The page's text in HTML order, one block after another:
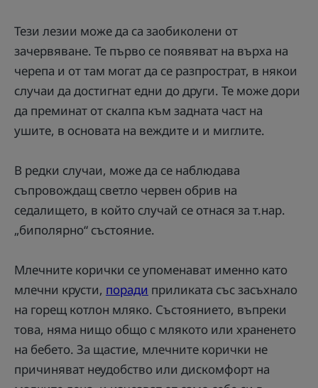
Тези лезии може да са заобиколени от
зачервяване. Те първо се появяват на върха на
черепа и от там могат да се разпрострат, в някои
случаи да достигнат едни до други. Те може дори
да преминат от скалпа към задната част на
ушите, в основата на веждите и и миглите.
В редки случаи, може да се наблюдава
съпровождащ светло червен обрив на
седалището, в който случай се отнася за т.нар.
„биполярно“ състояние.
Млечните корички се упоменават именно като
млечни крусти, поради приликата със засъхнало
на горещ котлон мляко. Състоянието, въпреки
това, няма нищо общо с млякото или храненето
на бебето. За щастие, млечните корички не
причиняват неудобство или дискомфорт на